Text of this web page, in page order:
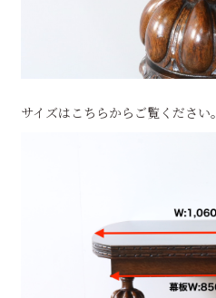
サイズはこちらからご覧ください。